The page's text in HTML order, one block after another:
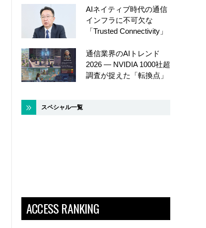
AIネイティブ時代の通信
インフラに不可欠な
「Trusted Connectivity」
通信業界のAIトレンド
2026 ― NVIDIA 1000社超
調査が捉えた「転換点」
スペシャル一覧
ACCESS RANKING